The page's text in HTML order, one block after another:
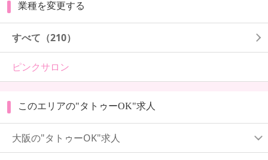
業種を変更する
すべて（210）
ピンクサロン
このエリアの"タトゥーOK"求人
大阪の"タトゥーOK"求人